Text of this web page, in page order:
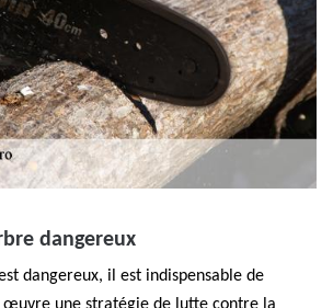
dangereux
dangereux, il est indispensable de